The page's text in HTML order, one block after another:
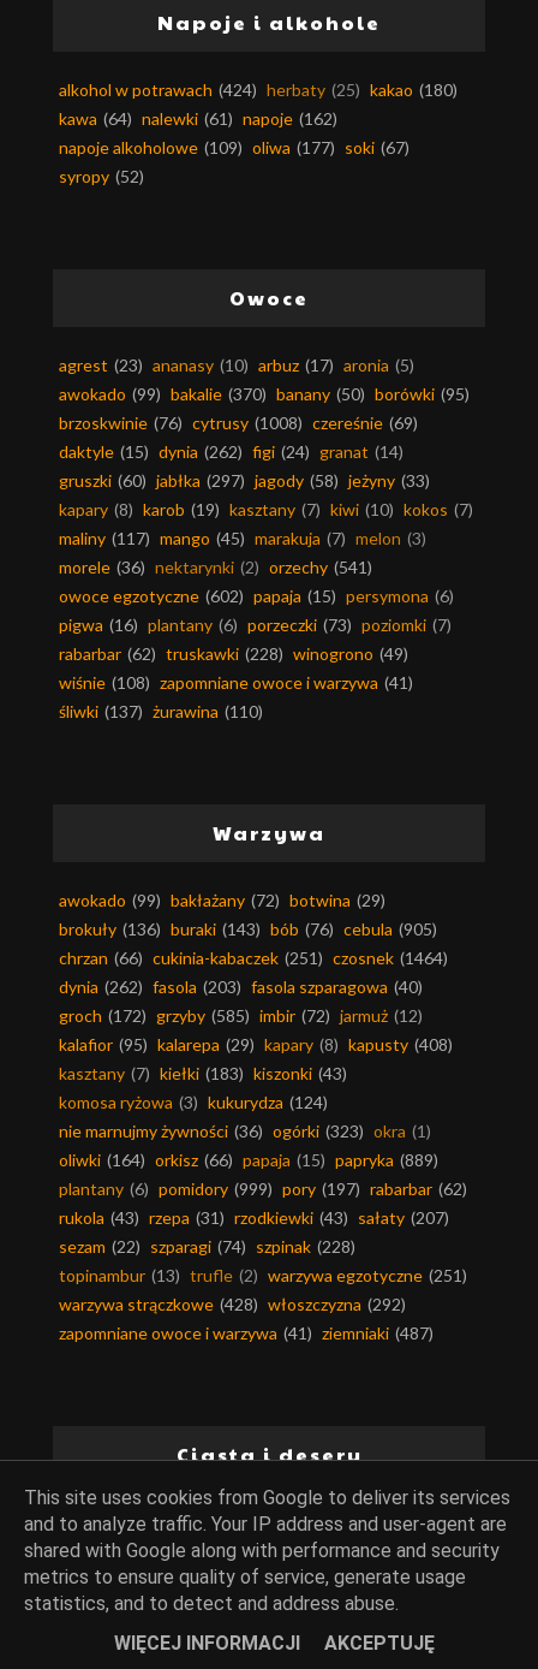
Napoje i alkohole
alkohol w potrawach (424) herbaty (25) kakao (180)
kawa (64) nalewki (61) napoje (162)
napoje alkoholowe (109) oliwa (177) soki (67)
syropy (52)
Owoce
agrest (23) ananasy (10) arbuz (17) aronia (5)
awokado (99) bakalie (370) banany (50) borówki (95)
brzoskwinie (76) cytrusy (1008) czereśnie (69)
daktyle (15) dynia (262) figi (24) granat (14)
gruszki (60) jabłka (297) jagody (58) jeżyny (33)
kapary (8) karob (19) kasztany (7) kiwi (10) kokos (7)
maliny (117) mango (45) marakuja (7) melon (3)
morele (36) nektarynki (2) orzechy (541)
owoce egzotyczne (602) papaja (15) persymona (6)
pigwa (16) plantany (6) porzeczki (73) poziomki (7)
rabarbar (62) truskawki (228) winogrono (49)
wiśnie (108) zapomniane owoce i warzywa (41)
śliwki (137) żurawina (110)
Warzywa
awokado (99) bakłażany (72) botwina (29)
brokuły (136) buraki (143) bób (76) cebula (905)
chrzan (66) cukinia-kabaczek (251) czosnek (1464)
dynia (262) fasola (203) fasola szparagowa (40)
groch (172) grzyby (585) imbir (72) jarmuż (12)
kalafior (95) kalarepa (29) kapary (8) kapusty (408)
kasztany (7) kiełki (183) kiszonki (43)
komosa ryżowa (3) kukurydza (124)
nie marnujmy żywności (36) ogórki (323) okra (1)
oliwki (164) orkisz (66) papaja (15) papryka (889)
plantany (6) pomidory (999) pory (197) rabarbar (62)
rukola (43) rzepa (31) rzodkiewki (43) sałaty (207)
sezam (22) szparagi (74) szpinak (228)
topinambur (13) trufle (2) warzywa egzotyczne (251)
warzywa strączkowe (428) włoszczyzna (292)
zapomniane owoce i warzywa (41) ziemniaki (487)
Ciasta i desery
baby-babki-babeczki (71) bakalie (370) barwniki (35)
bezy (51) biszkopty (83) budynie (146) ciasta (922)
ciasta bez pieczenia (36) ciasta drożdżowe (70)
ciasta kruche (80) ciasta na zimno (187)
ciasta piaskowe
(11) ciasta ucierane (189)
This site uses cookies from Google to deliver its services
and to analyze traffic. Your IP address and user-agent are
shared with Google along with performance and security
metrics to ensure quality of service, generate usage
statistics, and to detect and address abuse.
WIĘCEJ INFORMACJI
AKCEPTUJĘ